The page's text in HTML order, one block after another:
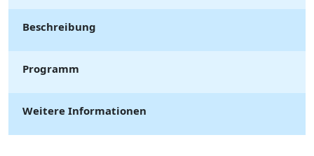
Beschreibung
Programm
Weitere Informationen